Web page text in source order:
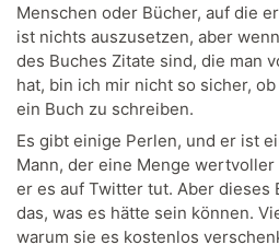
Menschen oder Bücher, auf die
ist nichts auszusetzen, aber
des Buches Zitate sind, die man
hat, bin ich mir nicht so sicher,
ein Buch zu schreiben.
Es gibt einige Perlen, und er ist
Mann, der eine Menge
er es auf Twitter tut. Aber dieses
das, was es hätte sein können.
warum sie es kostenlos